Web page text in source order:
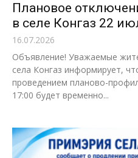
Плановое
в селе Конгаз 22
16.07.2026
Объявление! Уважаемые
села Конгаз информирует,
проведением планово-
17:00 будет временно...